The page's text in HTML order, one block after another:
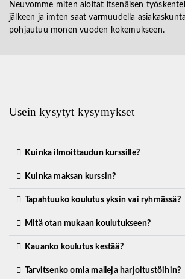
Neuvomme miten aloitat itsenäisen
jälkeen ja imten saat varmuudella
pohjautuu monen vuoden kokemukseen.
Usein kysytyt kysymykset
Kuinka ilmoittaudun kurssille?
Kuinka maksan kurssin?
Tapahtuuko koulutus yksin vai ryhmässä?
Mitä otan mukaan koulutukseen?
Kauanko koulutus kestää?
Tarvitsenko omia malleja harjoitustöihin?